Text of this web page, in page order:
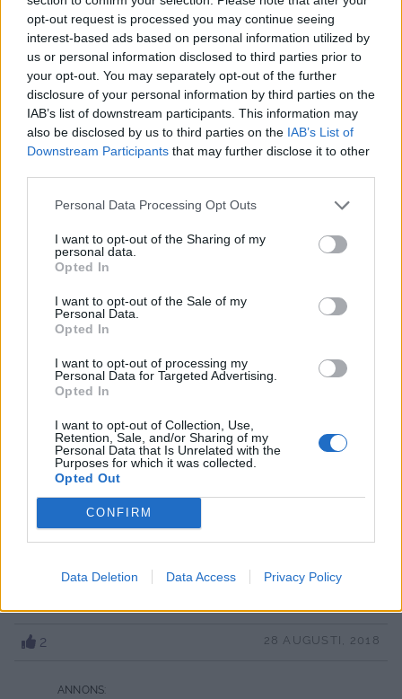
opt-out request is processed you may continue seeing
interest-based ads based on personal information utilized by
us or personal information disclosed to third parties prior to
your opt-out. You may separately opt-out of the further
disclosure of your personal information by third parties on the
IAB’s list of downstream participants. This information may
also be disclosed by us to third parties on the IAB’s List of
Downstream Participants that may further disclose it to other
Personal Data Processing Opt Outs
I want to opt-out of the Sharing of my
personal data.
Opted In
I want to opt-out of the Sale of my
Personal Data.
Opted In
I want to opt-out of processing my
Personal Data for Targeted Advertising.
Opted In
I want to opt-out of Collection, Use,
Retention, Sale, and/or Sharing of my
Personal Data that Is Unrelated with the
Purposes for which it was collected.
Opted Out
CONFIRM
Data Deletion Data Access Privacy Policy
❤️ ❤️ ❤️ ❤️ ❤️ ❤️ ❤️ ❤️ ❤️ ❤️ ❤️
köpte med mig den turkosa hem. Vilken tycker ni är
snyggast?Du hittar dem HÄR
2 28 AUGUSTI, 2018